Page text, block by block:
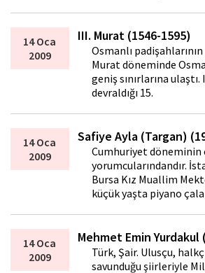
14 Oca
2009
III. Murat (1546-1595)
Osmanlı
Murat döneminde
geniş sınırlarına
devraldığı 15.
14 Oca
2009
Safiye Ayla (Targan)
Cumhuriyet döneminin
yorumcularındandır.
Bursa Kız Muallim
küçük yaşta piyano
14 Oca
2009
Mehmet Emin Yurdakul
Türk, Şair. Ulusçu,
savunduğu şiirleriyle